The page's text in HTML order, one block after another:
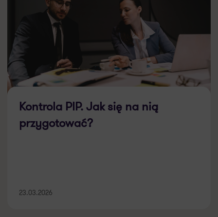
Kontrola PIP. Jak się na nią
przygotować?
23.03.2026